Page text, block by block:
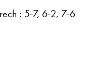
: 5-7, 6-2, 7-6